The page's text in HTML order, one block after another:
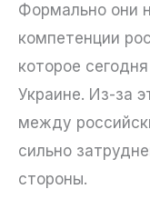
Формально они
компетенции
которое
Украине. Из-за
между
сильно
стороны.